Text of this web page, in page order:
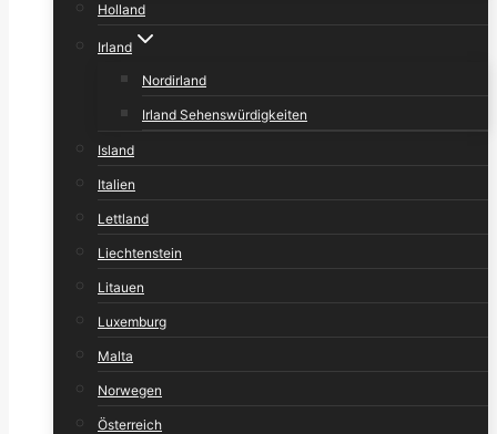
Holland
Irland
Nordirland
Irland Sehenswürdigkeiten
Island
Italien
Lettland
Liechtenstein
Litauen
Luxemburg
Malta
Norwegen
Österreich